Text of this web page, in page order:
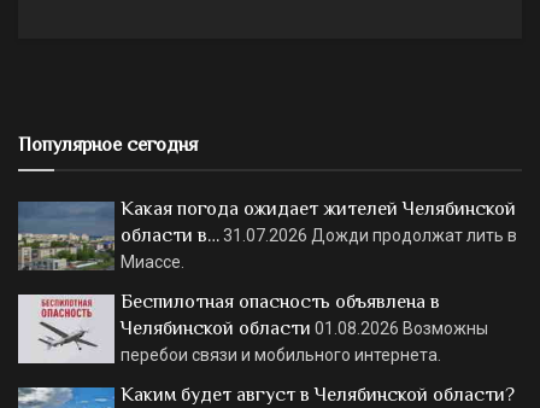
Популярное сегодня
Какая погода ожидает жителей Челябинской
области в…31.07.2026 Дожди продолжат лить в
Миассе.
Беспилотная опасность объявлена в
Челябинской области 01.08.2026 Возможны
перебои связи и мобильного интернета.
Каким будет август в Челябинской области?